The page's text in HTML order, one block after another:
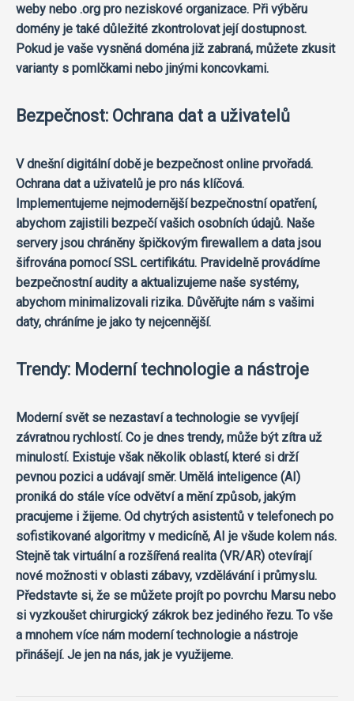
weby nebo .org pro neziskové organizace. Při výběru
domény je také důležité zkontrolovat její dostupnost.
Pokud je vaše vysněná doména již zabraná, můžete zkusit
varianty s pomlčkami nebo jinými koncovkami.
Bezpečnost: Ochrana dat a uživatelů
V dnešní digitální době je bezpečnost online prvořadá.
Ochrana dat a uživatelů je pro nás klíčová.
Implementujeme nejmodernější bezpečnostní opatření,
abychom zajistili bezpečí vašich osobních údajů. Naše
servery jsou chráněny špičkovým firewallem a data jsou
šifrována pomocí SSL certifikátu. Pravidelně provádíme
bezpečnostní audity a aktualizujeme naše systémy,
abychom minimalizovali rizika. Důvěřujte nám s vašimi
daty, chráníme je jako ty nejcennější.
Trendy: Moderní technologie a nástroje
Moderní svět se nezastaví a technologie se vyvíjejí
závratnou rychlostí. Co je dnes trendy, může být zítra už
minulostí. Existuje však několik oblastí, které si drží
pevnou pozici a udávají směr. Umělá inteligence (AI)
proniká do stále více odvětví a mění způsob, jakým
pracujeme i žijeme. Od chytrých asistentů v telefonech po
sofistikované algoritmy v medicíně, AI je všude kolem nás.
Stejně tak virtuální a rozšířená realita (VR/AR) otevírají
nové možnosti v oblasti zábavy, vzdělávání i průmyslu.
Představte si, že se můžete projít po povrchu Marsu nebo
si vyzkoušet chirurgický zákrok bez jediného řezu. To vše
a mnohem více nám moderní technologie a nástroje
přinášejí. Je jen na nás, jak je využijeme.